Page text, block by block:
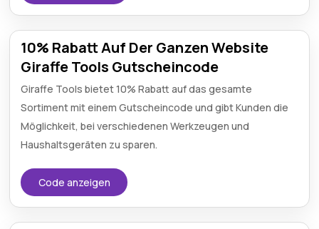
10% Rabatt Auf Der Ganzen Website
Giraffe Tools Gutscheincode
Giraffe Tools bietet 10% Rabatt auf das gesamte
Sortiment mit einem Gutscheincode und gibt Kunden die
Möglichkeit, bei verschiedenen Werkzeugen und
Haushaltsgeräten zu sparen.
Code anzeigen